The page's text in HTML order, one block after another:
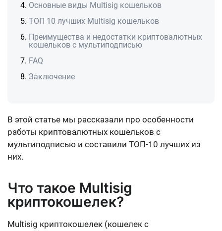
Основные виды Multisig кошельков
ТОП 10 лучших Multisig кошельков
Преимущества и недостатки криптовалютных
кошельков с мультиподписью
FAQ
Заключение
В этой статье мы рассказали про особенности
работы криптовалютных кошельков с
мультиподписью и составили ТОП-10 лучших из
них.
Что такое Multisig
криптокошелек?
Multisig криптокошелек (кошелек с